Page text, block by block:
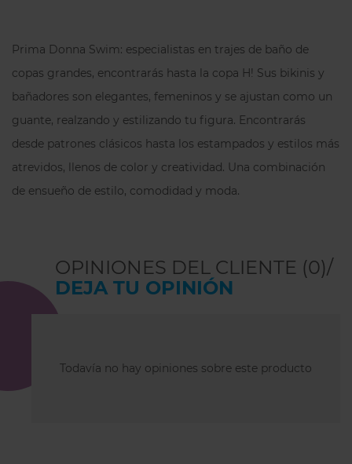
Prima Donna Swim: especialistas en trajes de baño de
copas grandes, encontrarás hasta la copa H! Sus bikinis y
bañadores son elegantes, femeninos y se ajustan como un
guante, realzando y estilizando tu figura. Encontrarás
desde patrones clásicos hasta los estampados y estilos más
atrevidos, llenos de color y creatividad. Una combinación
de ensueño de estilo, comodidad y moda.
OPINIONES DEL CLIENTE (0)/
DEJA TU OPINIÓN
Todavía no hay opiniones sobre este producto